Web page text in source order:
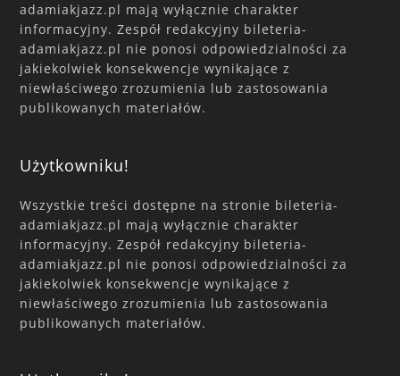
adamiakjazz.pl mają wyłącznie charakter
informacyjny. Zespół redakcyjny bileteria-
adamiakjazz.pl nie ponosi odpowiedzialności za
jakiekolwiek konsekwencje wynikające z
niewłaściwego zrozumienia lub zastosowania
publikowanych materiałów.
Użytkowniku!
Wszystkie treści dostępne na stronie bileteria-
adamiakjazz.pl mają wyłącznie charakter
informacyjny. Zespół redakcyjny bileteria-
adamiakjazz.pl nie ponosi odpowiedzialności za
jakiekolwiek konsekwencje wynikające z
niewłaściwego zrozumienia lub zastosowania
publikowanych materiałów.